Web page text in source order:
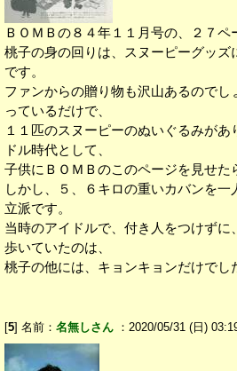
ＢＯＭＢの８４年１１月号の、２７ペ
桃子の身の回りは、スヌーピーグッズ
です。
ファンからの贈り物も沢山あるのでし
っているだけで、
１１匹のスヌーピーのぬいぐるみが
ドル時代として、
子供にＢＯＭＢのこのページを見せた
しかし、５、６キロの重いカバンを一
立派です。
当時のアイドルで、付き人をつけずに
歩いていたのは、
桃子の他には、キョンキョンだけでし
[5] 名前： 名無しさん ：2020/05/31 (日)